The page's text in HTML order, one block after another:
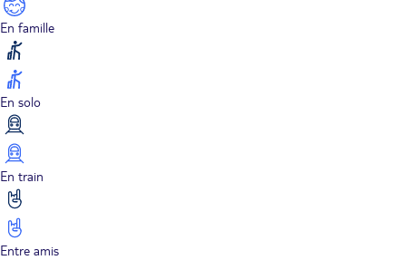
En famille
En solo
En train
Entre amis